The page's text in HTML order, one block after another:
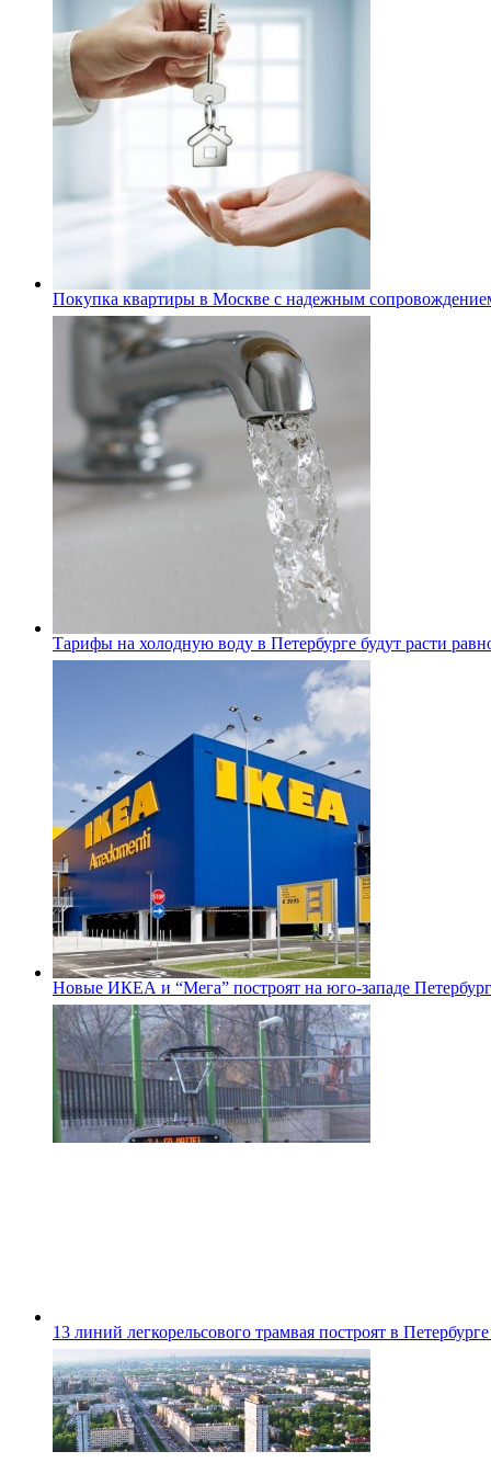
Покупка квартиры в Москве с надежным
Тарифы на холодную воду в Петербурге будут расти
Новые ИКЕА и “Мега” построят на юго-западе
13 линий легкорельсового трамвая построят в